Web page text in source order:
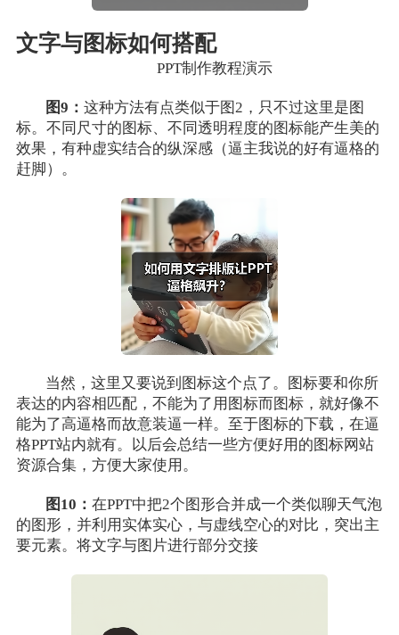
文字与图标如何搭配
PPT制作教程演示
图9：这种方法有点类似于图2，只不过这里是图
标。不同尺寸的图标、不同透明程度的图标能产生美的
效果，有种虚实结合的纵深感（逼主我说的好有逼格的
赶脚）。
当然，这里又要说到图标这个点了。图标要和你所
表达的内容相匹配，不能为了用图标而图标，就好像不
能为了高逼格而故意装逼一样。至于图标的下载，在逼
格PPT站内就有。以后会总结一些方便好用的图标网站
资源合集，方便大家使用。
图10：在PPT中把2个图形合并成一个类似聊天气泡
的图形，并利用实体实心，与虚线空心的对比，突出主
要元素。将文字与图片进行部分交接